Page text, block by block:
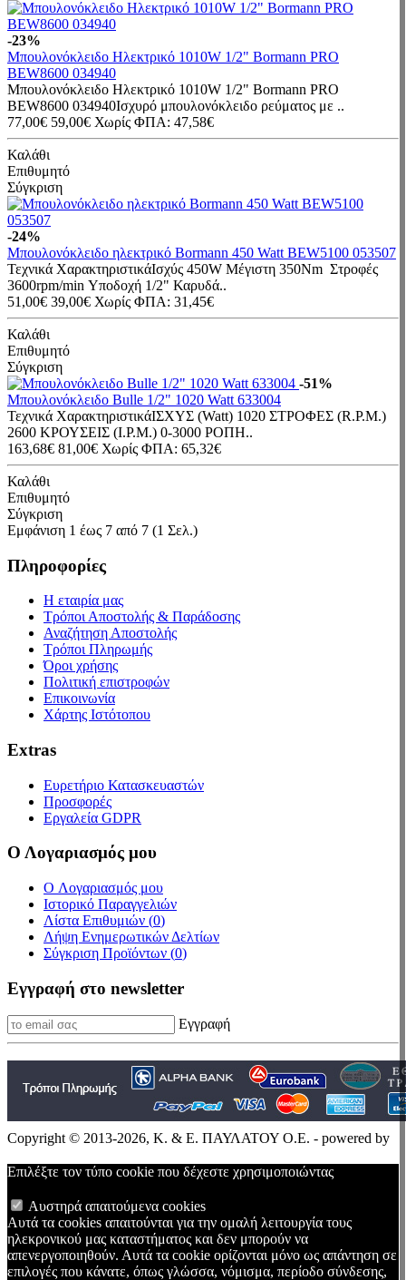
-23%
Μπουλονόκλειδο Ηλεκτρικό 1010W 1/2" Bormann PRO
BEW8600 034940
Μπουλονόκλειδο Ηλεκτρικό 1010W 1/2" Bormann PRO
BEW8600 034940Ισχυρό μπουλονόκλειδο ρεύματος με ..
77,00€ 59,00€ Χωρίς ΦΠΑ: 47,58€
Καλάθι
Επιθυμητό
Σύγκριση
-24%
Μπουλονόκλειδο ηλεκτρικό Bormann 450 Watt BEW5100 053507
Τεχνικά ΧαρακτηριστικάΙσχύς 450W Μέγιστη 350Nm Στροφές
3600rpm/min Υποδοχή 1/2" Καρυδά..
51,00€ 39,00€ Χωρίς ΦΠΑ: 31,45€
Καλάθι
Επιθυμητό
Σύγκριση
-51%
Μπουλονόκλειδο Bulle 1/2" 1020 Watt 633004
Τεχνικά ΧαρακτηριστικάΙΣΧΥΣ (Watt) 1020 ΣΤΡΟΦΕΣ (R.P.M.)
2600 ΚΡΟΥΣΕΙΣ (I.P.M.) 0-3000 ΡΟΠΗ..
163,68€ 81,00€ Χωρίς ΦΠΑ: 65,32€
Καλάθι
Επιθυμητό
Σύγκριση
Εμφάνιση 1 έως 7 από 7 (1 Σελ.)
Πληροφορίες
Η εταιρία μας
Τρόποι Αποστολής & Παράδοσης
Αναζήτηση Αποστολής
Τρόποι Πληρωμής
Όροι χρήσης
Πολιτική επιστροφών
Επικοινωνία
Χάρτης Ιστότοπου
Extras
Ευρετήριο Κατασκευαστών
Προσφορές
Εργαλεία GDPR
Ο Λογαριασμός μου
O Λογαριασμός μου
Ιστορικό Παραγγελιών
Λίστα Επιθυμιών (0)
Λήψη Ενημερωτικών Δελτίων
Σύγκριση Προϊόντων (0)
Εγγραφή στο newsletter
Εγγραφή
Copyright © 2013-2026, Κ. & Ε. ΠΑΥΛΑΤΟΥ Ο.Ε. - powered by
Επιλέξτε τον τύπο cookie που δέχεστε χρησιμοποιώντας
Αυστηρά απαιτούμενα cookies
Αυτά τα cookies απαιτούνται για την ομαλή λειτουργία τους
ηλεκρονικού μας καταστήματος και δεν μπορούν να
απενεργοποιηθούν. Αυτά τα cookie ορίζονται μόνο ως απάντηση σε
επιλογές που κάνατε, όπως γλώσσα, νόμισμα, περίοδο σύνδεσης,